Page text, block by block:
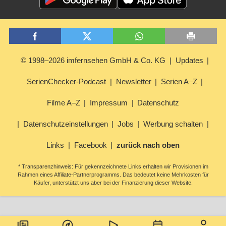
© 1998–2026 imfernsehen GmbH & Co. KG Updates
SerienChecker-Podcast Newsletter Serien A–Z
Filme A–Z Impressum Datenschutz
Datenschutzeinstellungen Jobs Werbung schalten
Links Facebook zurück nach oben
* Transparenzhinweis: Für gekennzeichnete Links erhalten wir Provisionen im
Rahmen eines Affiliate-Partnerprogramms. Das bedeutet keine Mehrkosten für
Käufer, unterstützt uns aber bei der Finanzierung dieser Website.